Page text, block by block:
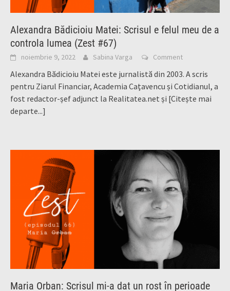
Alexandra Bădicioiu Matei: Scrisul e felul meu de a
controla lumea (Zest #67)
noiembrie 9, 2022 Sabina Varga Comment
Alexandra Bădicioiu Matei este jurnalistă din 2003. A scris
pentru Ziarul Financiar, Academia Caţavencu și Cotidianul, a
fost redactor-șef adjunct la Realitatea.net și [Citește mai
departe...]
Maria Orban: Scrisul mi-a dat un rost în perioade